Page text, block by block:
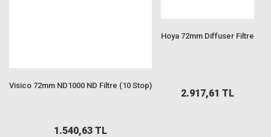
Visico 72mm ND1000 ND Filtre (10 Stop)
1.540,63 TL
Hoya 72mm Diffuser Filtre
2.917,61 TL